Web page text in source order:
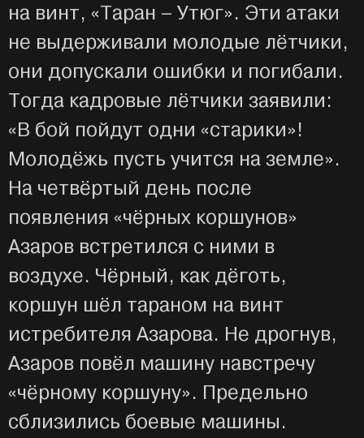
на винт, «Таран – Утюг». Эти атаки
не выдерживали молодые лётчики,
они допускали ошибки и погибали.
Тогда кадровые лётчики заявили:
«В бой пойдут одни «старики»!
Молодёжь пусть учится на земле».
На четвёртый день после
появления «чёрных коршунов»
Азаров встретился с ними в
воздухе. Чёрный, как дёготь,
коршун шёл тараном на винт
истребителя Азарова. Не дрогнув,
Азаров повёл машину навстречу
«чёрному коршуну». Предельно
сблизились боевые машины.